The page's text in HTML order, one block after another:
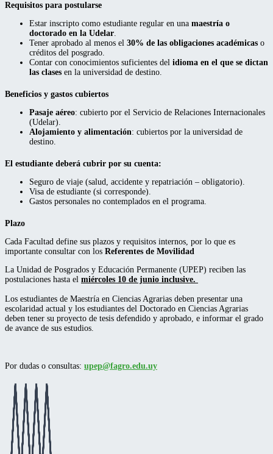
Requisitos para postularse
Estar inscripto como estudiante regular en una maestría o
doctorado en la Udelar.
Tener aprobado al menos el 30% de las obligaciones académicas o
créditos del posgrado.
Contar con conocimientos suficientes del idioma en el que se dictan
las clases en la universidad de destino.
Beneficios y gastos cubiertos
Pasaje aéreo: cubierto por el Servicio de Relaciones Internacionales
(Udelar).
Alojamiento y alimentación: cubiertos por la universidad de
destino.
El estudiante deberá cubrir por su cuenta:
Seguro de viaje (salud, accidente y repatriación – obligatorio).
Visa de estudiante (si corresponde).
Gastos personales no contemplados en el programa.
Plazo
Cada Facultad define sus plazos y requisitos internos, por lo que es
importante consultar con los Referentes de Movilidad
La Unidad de Posgrados y Educación Permanente (UPEP) reciben las
postulaciones hasta el miércoles 10 de junio inclusive.
Los estudiantes de Maestría en Ciencias Agrarias deben presentar una
escolaridad actual y los estudiantes del Doctorado en Ciencias Agrarias
deben tener su proyecto de tesis defendido y aprobado, e informar el grado
de avance de sus estudios.
Por dudas o consultas: upep@fagro.edu.uy